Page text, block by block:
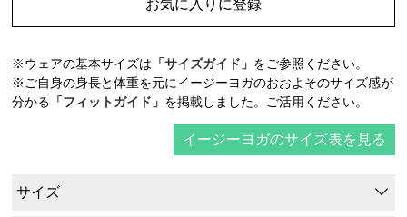
お気に入りに登録
※ウェアの基本サイズは 「サイズガイド」 をご参照ください。
※ご自身の身長と体重を元にイージーヨガのおおよそのサイズ感が
分かる 「フィットガイド」 を掲載しました。ご活用ください。
イージーヨガのサイズ表を見る
サイズ